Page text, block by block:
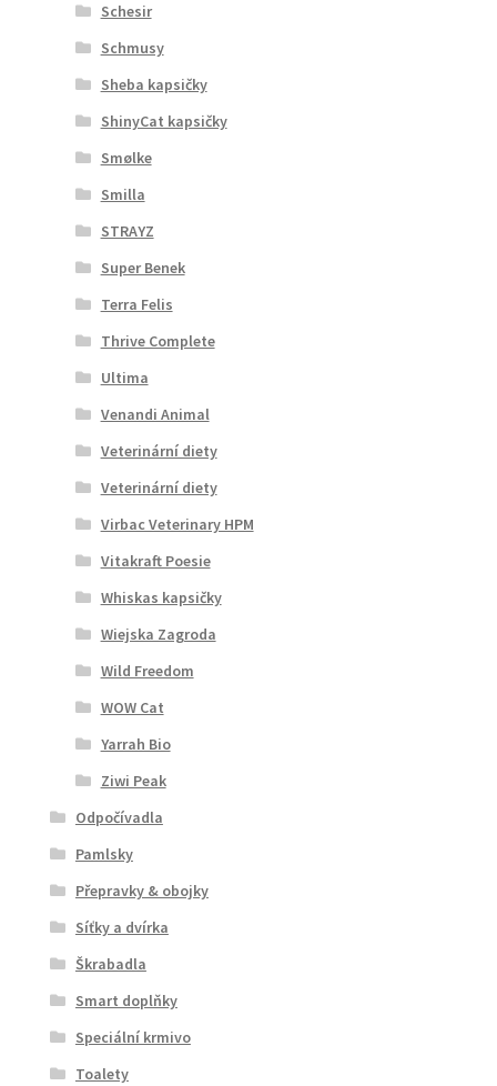
Schesir
Schmusy
Sheba kapsičky
ShinyCat kapsičky
Smølke
Smilla
STRAYZ
Super Benek
Terra Felis
Thrive Complete
Ultima
Venandi Animal
Veterinární diety
Veterinární diety
Virbac Veterinary HPM
Vitakraft Poesie
Whiskas kapsičky
Wiejska Zagroda
Wild Freedom
WOW Cat
Yarrah Bio
Ziwi Peak
Odpočívadla
Pamlsky
Přepravky & obojky
Síťky a dvírka
Škrabadla
Smart doplňky
Speciální krmivo
Toalety